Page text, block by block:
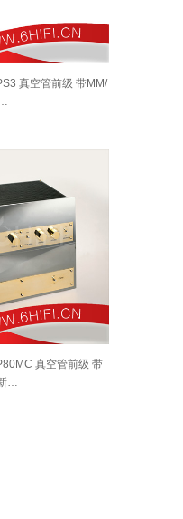
真空管前级 带MM/
真空管前级 带
…